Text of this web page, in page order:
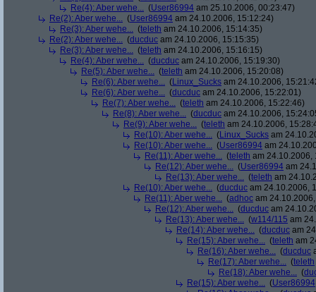
Re(4): Aber wehe... (User86994 am 25.10.2006, 00:23:47)
Re(2): Aber wehe... (User86994 am 24.10.2006, 15:12:24)
Re(3): Aber wehe... (teleth am 24.10.2006, 15:14:35)
Re(2): Aber wehe... (ducduc am 24.10.2006, 15:15:35)
Re(3): Aber wehe... (teleth am 24.10.2006, 15:16:15)
Re(4): Aber wehe... (ducduc am 24.10.2006, 15:19:30)
Re(5): Aber wehe... (teleth am 24.10.2006, 15:20:08)
Re(6): Aber wehe... (Linux_Sucks am 24.10.2006,
Re(6): Aber wehe... (ducduc am 24.10.2006, 15:22:01)
Re(7): Aber wehe... (teleth am 24.10.2006, 15:22:46)
Re(8): Aber wehe... (ducduc am 24.10.2006,
Re(9): Aber wehe... (teleth am 24.10.2006,
Re(10): Aber wehe... (Linux_Sucks am
Re(10): Aber wehe... (User86994 am
Re(11): Aber wehe... (teleth am 24.10.2006,
Re(12): Aber wehe... (User86994 am
Re(13): Aber wehe... (teleth am
Re(10): Aber wehe... (ducduc am 24.10.2006,
Re(11): Aber wehe... (adhoc am
Re(12): Aber wehe... (ducduc am
Re(13): Aber wehe... (w114/115 am
Re(14): Aber wehe... (ducduc am
Re(15): Aber wehe... (teleth am
Re(16): Aber wehe... (ducduc
Re(17): Aber wehe... (teleth
Re(18): Aber wehe... (
Re(15): Aber wehe... (User86994